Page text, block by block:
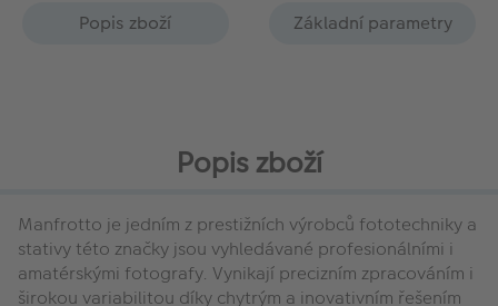
Popis zboží Základní parametry
Popis zboží
Manfrotto je jedním z prestižních výrobců fototechniky a
stativy této značky jsou vyhledávané profesionálními i
amatérskými fotografy. Vynikají precizním zpracováním i
širokou variabilitou díky chytrým a inovativním řešením